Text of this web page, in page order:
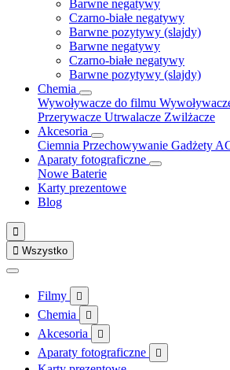
Barwne negatywy
Czarno-białe negatywy
Barwne pozytywy (slajdy)
Barwne negatywy
Czarno-białe negatywy
Barwne pozytywy (slajdy)
Chemia
Wywoływacze do filmu
Przerywacze Utrwalacze Zwilżacze
Akcesoria
Ciemnia Przechowywanie Gadżety
Aparaty fotograficzne
Nowe Baterie
Karty prezentowe
Blog

 Wszystko
Filmy 
Chemia 
Akcesoria 
Aparaty fotograficzne 